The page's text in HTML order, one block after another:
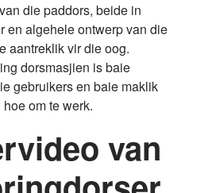
die paddors, beide in
en algehele ontwerp van die
aantreklik vir die oog.
dorsmasjien is baie
gebruikers en baie maklik
om te werk.
van